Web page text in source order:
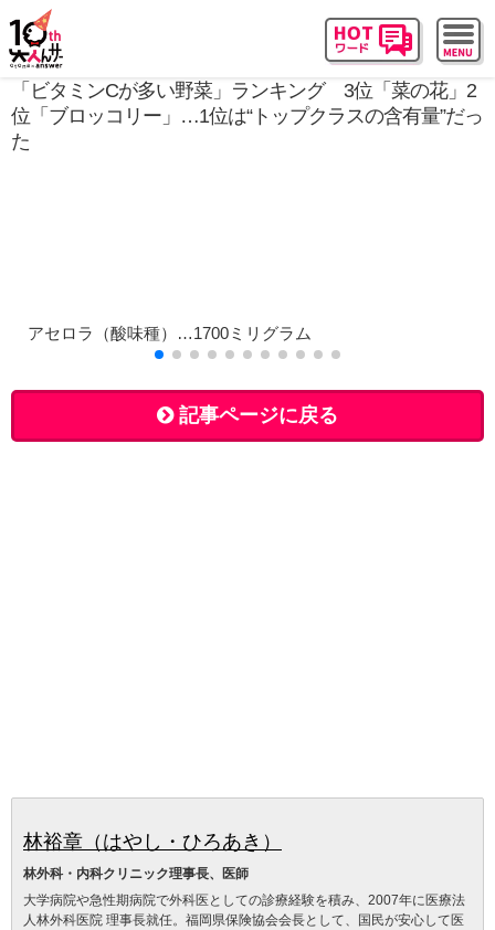
「ビタミンCが多い野菜」ランキング 3位「菜の花」2
位「ブロッコリー」…1位は“トップクラスの含有量”だっ
た
アセロラ（酸味種）…1700ミリグラム
記事ページに戻る
林裕章（はやし・ひろあき）
林外科・内科クリニック理事長、医師
大学病院や急性期病院で外科医としての診療経験を積み、2007年に医療法
人林外科医院 理事長就任。福岡県保険協会会長として、国民が安心して医